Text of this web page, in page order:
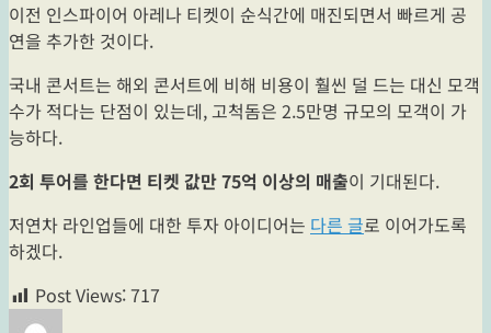
이전 인스파이어 아레나 티켓이 순식간에 매진되면서 빠르게 공
연을 추가한 것이다.
국내 콘서트는 해외 콘서트에 비해 비용이 훨씬 덜 드는 대신 모객
수가 적다는 단점이 있는데, 고척돔은 2.5만명 규모의 모객이 가
능하다.
2회 투어를 한다면 티켓 값만 75억 이상의 매출이 기대된다.
저연차 라인업들에 대한 투자 아이디어는 다른 글로 이어가도록
하겠다.
Post Views:717